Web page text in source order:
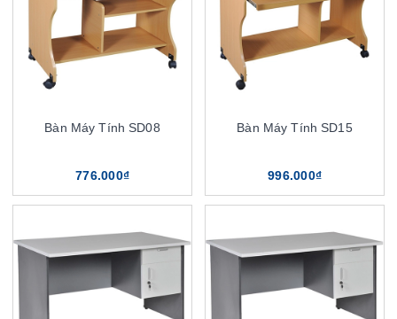
Bàn Máy Tính SD08
776.000₫
Bàn Máy Tính SD15
996.000₫